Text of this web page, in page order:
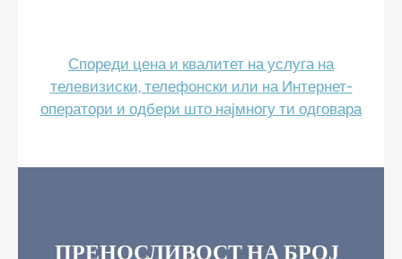
Спореди цена и квалитет на услуга на
телевизиски, телефонски или на Интернет-
оператори и одбери што најмногу ти одговара
ПРЕНОСЛИВОСТ НА БРОЈ